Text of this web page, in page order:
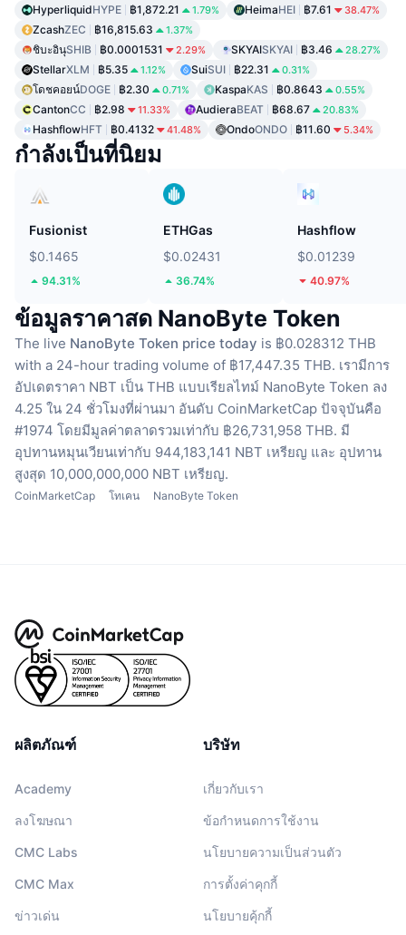
HyperliquidHYPE ฿1,872.21 1.79% HeimaHEI ฿7.61 38.47%
ZcashZEC ฿16,815.63 1.37%
ชิบะอินุSHIB ฿0.0001531 2.29% SKYAISKYAI ฿3.46 28.27%
StellarXLM ฿5.35 1.12% SuiSUI ฿22.31 0.31%
โดชคอยน์DOGE ฿2.30 0.71% KaspaKAS ฿0.8643 0.55%
CantonCC ฿2.98 11.33% AudieraBEAT ฿68.67 20.83%
HashflowHFT ฿0.4132 41.48% OndoONDO ฿11.60 5.34%
กำลังเป็นที่นิยม
Fusionist
$0.1465
94.31%
ETHGas
$0.02431
36.74%
Hashflow
$0.01239
40.97%
ข้อมูลราคาสด NanoByte Token
The live NanoByte Token price today is ฿0.028312 THB
with a 24-hour trading volume of ฿17,447.35 THB. เรามีการ
อัปเดตราคา NBT เป็น THB แบบเรียลไทม์ NanoByte Token ลง
4.25 ใน 24 ชั่วโมงที่ผ่านมา อันดับ CoinMarketCap ปัจจุบันคือ
#1974 โดยมีมูลค่าตลาดรวมเท่ากับ ฿26,731,958 THB. มี
อุปทานหมุนเวียนเท่ากับ 944,183,141 NBT เหรียญ และ อุปทาน
สูงสุด 10,000,000,000 NBT เหรียญ.
CoinMarketCap โทเคน NanoByte Token
ผลิตภัณฑ์
Academy
ลงโฆษณา
CMC Labs
CMC Max
ข่าวเด่น
บริษัท
เกี่ยวกับเรา
ข้อกำหนดการใช้งาน
นโยบายความเป็นส่วนตัว
การตั้งค่าคุกกี้
นโยบายคุ้กกี้